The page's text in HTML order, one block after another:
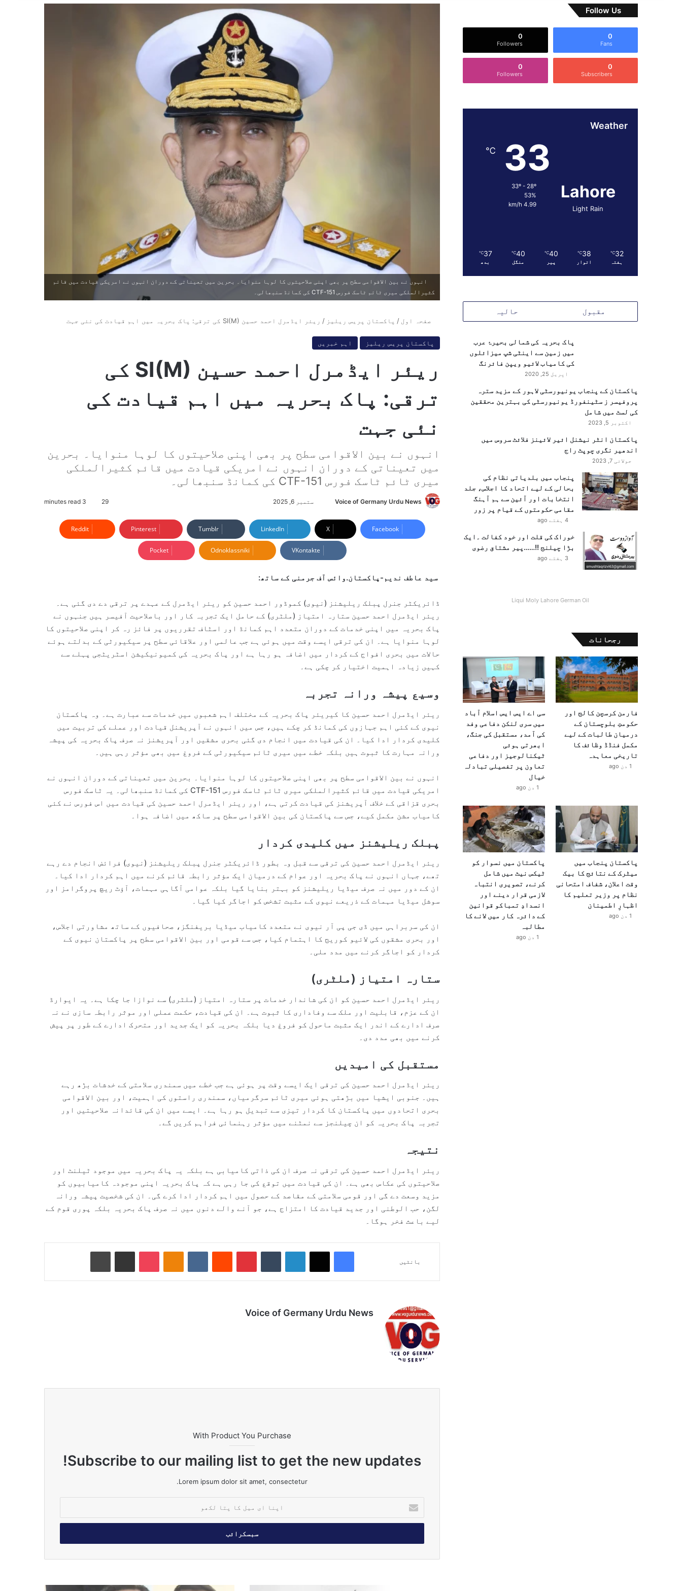
انہوں نے بین الاقوامی سطح پر بھی اپنی صلاحیتوں کا لوہا منوایا۔ بحرین میں تعیناتی کے دوران انہوں نے امریکی قیادت میں قائم
کثیرالملکی میری ٹائم ٹاسک فورس CTF-151 کی کمانڈ سنبھالی۔
صفحہ اول / پاکستان پریس ریلیز / ریئر ایڈمرل احمد حسین SI(M) کی ترقی: پاک بحریہ میں اہم قیادت کی نئی جہت
پاکستان پریس ریلیز اہم خبریں
ریئر ایڈمرل احمد حسین SI(M) کی
ترقی: پاک بحریہ میں اہم قیادت کی
نئی جہت
انہوں نے بین الاقوامی سطح پر بھی اپنی صلاحیتوں کا لوہا منوایا۔ بحرین
میں تعیناتی کے دوران انہوں نے امریکی قیادت میں قائم کثیرالملکی
میری ٹائم ٹاسک فورس CTF-151 کی کمانڈ سنبھالی۔
Voice of Germany Urdu News
n
d
n
e
a
ستمبر 6, 2025 29
Facebook
X
LinkedIn
Tumblr
Pinterest
Reddit
VKontakte
Odnoklassniki
Pocket
سید عاطف ندیم-پاکستان.وائس آف جرمنی کے ساتھ:
ڈائریکٹر جنرل پبلک ریلیشنز (نیوی) کموڈور احمد حسین کو ریئر ایڈمرل کے عہدے پر ترقی دے دی گئی ہے۔
ریئر ایڈمرل احمد حسین ستارہ امتیاز (ملٹری) کے حامل ایک تجربہ کار اور باصلاحیت آفیسر ہیں جنہوں نے
پاک بحریہ میں اپنی خدمات کے دوران متعدد اہم کمانڈ اور اسٹاف تقرریوں پر فائز رہ کر اپنی صلاحیتوں کا
لوہا منوایا ہے۔ ان کی ترقی ایسے وقت میں ہوئی ہے جب عالمی اور علاقائی سطح پر سیکیورٹی کے بدلتے ہوئے
حالات میں بحری افواج کے کردار میں اضافہ ہو رہا ہے اور پاک بحریہ کی کمیونیکیشن اسٹریٹجی پہلے سے
کہیں زیادہ اہمیت اختیار کر چکی ہے۔
وسیع پیشہ ورانہ تجربہ
ریئر ایڈمرل احمد حسین کا کیریئر پاک بحریہ کے مختلف اہم شعبوں میں خدمات سے عبارت ہے۔ وہ پاکستان
نیوی کے کئی اہم جہازوں کی کمانڈ کر چکے ہیں، جس میں انہوں نے آپریشنل قیادت اور عملے کی تربیت میں
کلیدی کردار ادا کیا۔ ان کی قیادت میں انجام دی گئی بحری مشقیں اور آپریشنز نہ صرف پاک بحریہ کی پیشہ
ورانہ مہارت کا ثبوت ہیں بلکہ خطے میں میری ٹائم سیکیورٹی کے فروغ میں بھی مؤثر رہی ہیں۔
انہوں نے بین الاقوامی سطح پر بھی اپنی صلاحیتوں کا لوہا منوایا۔ بحرین میں تعیناتی کے دوران انہوں نے
امریکی قیادت میں قائم کثیرالملکی میری ٹائم ٹاسک فورس CTF-151 کی کمانڈ سنبھالی۔ یہ ٹاسک فورس
بحری قزاقی کے خلاف آپریشنز کی قیادت کرتی ہے، اور ریئر ایڈمرل احمد حسین کی قیادت میں اس فورس نے کئی
کامیاب مشن مکمل کیے، جس سے پاکستان کی بین الاقوامی سطح پر ساکھ میں اضافہ ہوا۔
پبلک ریلیشنز میں کلیدی کردار
ریئر ایڈمرل احمد حسین کی ترقی سے قبل وہ بطور ڈائریکٹر جنرل پبلک ریلیشنز (نیوی) فرائض انجام دے رہے
تھے، جہاں انہوں نے پاک بحریہ اور عوام کے درمیان ایک مؤثر رابطہ قائم کرنے میں اہم کردار ادا کیا۔
ان کے دور میں نہ صرف میڈیا ریلیشنز کو بہتر بنایا گیا بلکہ عوامی آگاہی مہمات، آؤٹ ریچ پروگرامز اور
سوشل میڈیا مہمات کے ذریعے نیوی کے مثبت تشخص کو اجاگر کیا گیا۔
ان کی سربراہی میں ڈی جی پی آر نیوی نے متعدد کامیاب میڈیا بریفنگز، صحافیوں کے ساتھ مشاورتی اجلاس،
اور بحری مشقوں کی لائیو کوریج کا اہتمام کیا، جس سے قومی اور بین الاقوامی سطح پر پاکستان نیوی کے
کردار کو اجاگر کرنے میں مدد ملی۔
ستارہ امتیاز (ملٹری)
ریئر ایڈمرل احمد حسین کو ان کی شاندار خدمات پر ستارہ امتیاز (ملٹری) سے نوازا جا چکا ہے۔ یہ ایوارڈ
ان کے عزم، قابلیت اور ملک سے وفاداری کا ثبوت ہے۔ ان کی قیادت، حکمت عملی اور موثر رابطہ سازی نے نہ
صرف ادارے کے اندر ایک مثبت ماحول کو فروغ دیا بلکہ بحریہ کو ایک جدید اور متحرک ادارے کے طور پر پیش
کرنے میں بھی مدد دی۔
مستقبل کی امیدیں
ریئر ایڈمرل احمد حسین کی ترقی ایک ایسے وقت پر ہوئی ہے جب خطے میں سمندری سلامتی کے خدشات بڑھ رہے
ہیں۔ جنوبی ایشیا میں بڑھتی ہوئی میری ٹائم سرگرمیاں، سمندری راستوں کی اہمیت، اور بین الاقوامی
بحری اتحادوں میں پاکستان کا کردار تیزی سے تبدیل ہو رہا ہے۔ ایسے میں ان کی قائدانہ صلاحیتیں اور
تجربہ پاک بحریہ کو ان چیلنجز سے نمٹنے میں مؤثر رہنمائی فراہم کریں گے۔
نتیجہ
ریئر ایڈمرل احمد حسین کی ترقی نہ صرف ان کی ذاتی کامیابی ہے بلکہ یہ پاک بحریہ میں موجود ٹیلنٹ اور
صلاحیتوں کی عکاس بھی ہے۔ ان کی قیادت میں توقع کی جا رہی ہے کہ پاک بحریہ اپنی موجودہ کامیابیوں کو
مزید وسعت دے گی اور قومی سلامتی کے مقاصد کے حصول میں اہم کردار ادا کرے گی۔ ان کی شخصیت پیشہ ورانہ
لگن، حب الوطنی اور جدید قیادت کا امتزاج ہے، جو آنے والے دنوں میں نہ صرف پاک بحریہ بلکہ پوری قوم کے
لیے باعث فخر ہوگا۔
بانٹیں
X
LinkedIn
VKontakte ای میل کے ذریعے شیئر کریں
Voice of Germany Urdu News
With Product You Purchase
Subscribe to our mailing list to get the new updates!
Lorem ipsum dolor sit amet, consectetur.
ن
ا
Follow Us
0
Fans
0
Followers
0
Subscribers
0
Followers
Weather
Lahore
Light Rain
33
℃
33º - 28º
53%
4.99 km/h
32
℃
ہفتہ
38
℃
اتوار
40
℃
پیر
40
℃
منگل
37
℃
بدھ
مقبول حالیہ
پاک بحریہ کی شمالی بحیرۂ عرب
میں زمین سے اینٹی شپ میزائلوں
کی کامیاب لائیو ویپن فائرنگ
اپریل 25, 2020
پاکستان کے پنجاب یونیورسٹی لاہور کے مزید سترہ
پروفیسر ز سٹینفورڈ یونیورسٹی کی بہترین محققین
کی لسٹ میں شامل
اکتوبر 5, 2023
پاکستان انٹر نیشنل ائیر لائینز فلائٹ سروس میں
اندھیر نگری چوپٹ راج
جولائی 7, 2023
پنجاب میں بلدیاتی نظام کی
بحالی کے لیے اتحاد کا اجلاس، جلد
انتخابات اور آئین سے ہم آہنگ
مقامی حکومتوں کے قیام پر زور
4 ہفتے ago
خوراک کی قلت اور خود کفالت ۔ایک
بڑا چیلنج !!……پیر مشتاق رضوی
3 ہفتے ago
Liqui Moly Lahore German Oil
رجحانات
فارمن کرسچن کالج اور
حکومتِ بلوچستان کے
درمیان طالبات کے لیے
مکمل فنڈڈ وظائف کا
تاریخی معاہدہ
1 دن ago
سی اے ایس ایس اسلام آباد
میں سری لنکن دفاعی وفد
کی آمد، مستقبل کی جنگ،
ابھرتی ہوئی
ٹیکنالوجیز اور دفاعی
تعاون پر تفصیلی تبادلہ
خیال
1 دن ago
پاکستان پنجاب میں
میٹرک کے نتائج کا بیک
وقت اعلان، شفاف امتحانی
نظام پر وزیر تعلیم کا
اظہارِ اطمینان
1 دن ago
پاکستان میں نسوار کو
ٹیکس نیٹ میں شامل
کرنے، تصویری انتباہ
لازمی قرار دینے اور
انسدادِ تمباکو قوانین
کے دائرہ کار میں لانے کا
مطالبہ
1 دن ago